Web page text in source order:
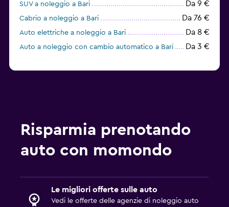
SUV a noleggio a Bari Da 9 €
Cabrio a noleggio a Bari Da 76 €
Auto elettriche a noleggio a Bari Da 8 €
Auto a noleggio con cambio automatico a Bari Da 3 €
Risparmia prenotando
auto con momondo
Le migliori offerte sulle auto
Vedi le offerte delle agenzie di noleggio auto